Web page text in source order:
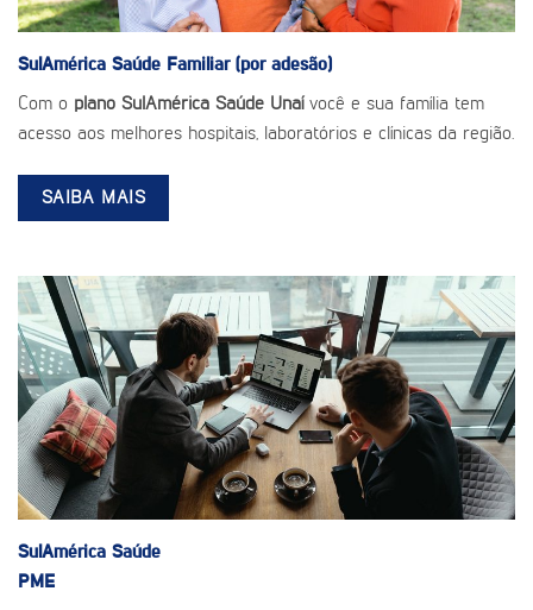
SulAmérica Saúde Familiar (por adesão)
Com o plano SulAmérica Saúde Unaí você e sua família tem
acesso aos melhores hospitais, laboratórios e clínicas da região.
SAIBA MAIS
SulAmérica Saúde
PME